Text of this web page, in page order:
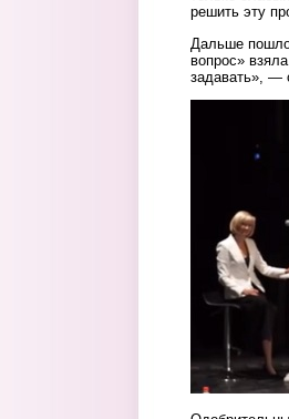
решить эту
Дальше
вопрос»
задавать», —